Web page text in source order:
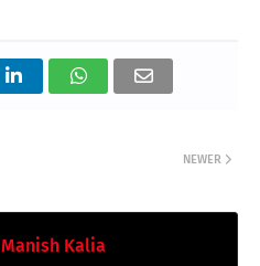
NEWER
Manish Kalia